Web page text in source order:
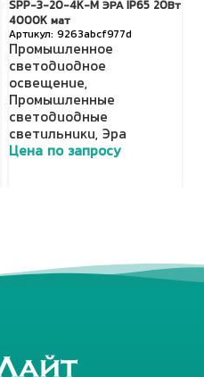
SPP-3-20-4K-M ЭРА IP65 20Вт
4000K мат
9263abcf977d
Промышленное
светодиодное
освещение,
Промышленные
светодиодные
светильники, Эра
Цена по запросу